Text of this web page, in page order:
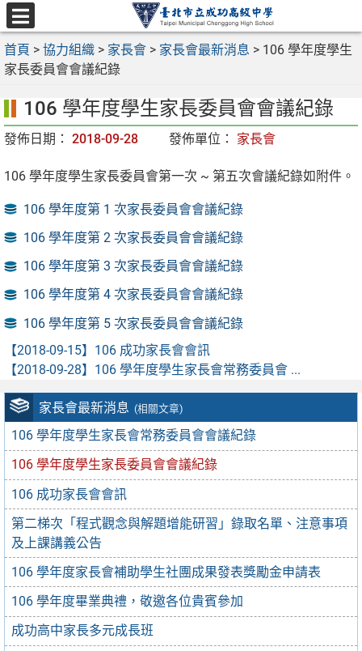
跳
至
主
要
區
選
單
首頁 > 協力組織 > 家長會 > 家長會最新消息 > 106 學年度學生
家長委員會會議紀錄
家長會最新消息 (相關文章)
106 學年度學生家長會常務委員會會議紀錄
106 學年度學生家長委員會會議紀錄
106 成功家長會會訊
第二梯次「程式觀念與解題增能研習」錄取名單、注意事項
及上課講義公告
106 學年度家長會補助學生社團成果發表獎勵金申請表
106 學年度畢業典禮，敬邀各位貴賓參加
成功高中家長多元成長班
106 學年度學生家長委員會會議紀錄
發佈日期： 2018-09-28 發佈單位： 家長會
106 學年度學生家長委員會第一次 ~ 第五次會議紀錄如附件。
106 學年度第 1 次家長委員會會議紀錄
106 學年度第 2 次家長委員會會議紀錄
106 學年度第 3 次家長委員會會議紀錄
106 學年度第 4 次家長委員會會議紀錄
106 學年度第 5 次家長委員會會議紀錄
【2018-09-15】 106 成功家長會會訊
【2018-09-28】 106 學年度學生家長會常務委員會 ...